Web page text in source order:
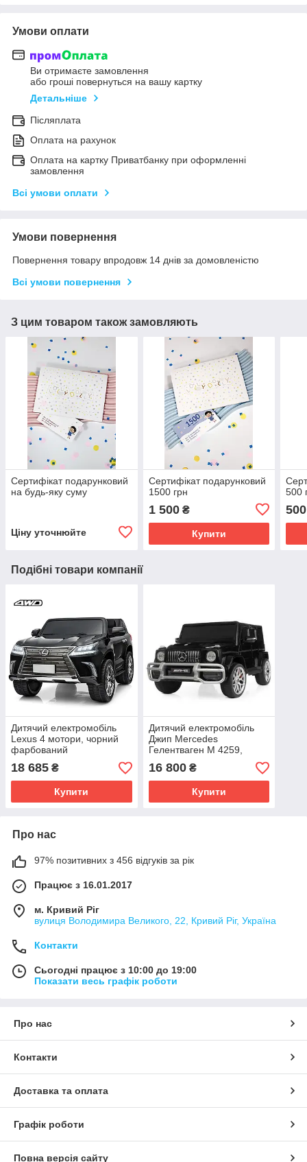
Умови оплати
Ви отримаєте замовлення
або гроші повернуться на вашу картку
Детальніше
Післяплата
Оплата на рахунок
Оплата на картку Приватбанку при оформленні
замовлення
Всі умови оплати
Умови повернення
Повернення товару впродовж 14 днів за домовленістю
Всі умови повернення
З цим товаром також замовляють
Сертифікат подарунковий
на будь-яку суму
Ціну уточнюйте
Сертифікат подарунковий
1500 грн
1 500₴
Купити
500
500
Подібні товари компанії
Дитячий електромобіль
Lexus 4 мотори, чорний
фарбований
18 685 ₴
Купити
Дитячий електромобіль
Джип Mercedes
Гелентваген M 4259,
Чорний
16 800₴
Купити
Про нас
97% позитивних з 456 відгуків за рік
Працює з 16.01.2017
м. Кривий Ріг
вулиця Володимира Великого, 22, Кривий Ріг, Україна
Контакти
Сьогодні працює з 10:00 до 19:00
Показати весь графік роботи
Про нас
Контакти
Доставка та оплата
Графік роботи
Повна версія сайту